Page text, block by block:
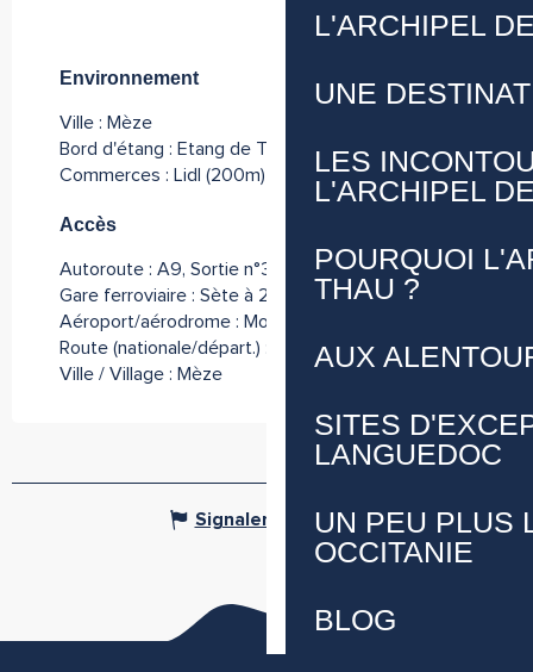
L'ARCHIPEL
UNE
LES
L'ARCHIPEL
POURQUOI
THAU ?
AUX
SITES
LANGUEDOC
UN PEU PLUS
OCCITANIE
BLOG
Environnement
Environnement
Ville : Mèze
Bord d'étang : Etang de Thau, Mèze (2km)
Commerces : Lidl (200m)
Accès
Accès
Autoroute : A9, Sortie n°33, Poussan/Sète à 10km
Gare ferroviaire : Sète à 20km
Aéroport/aérodrome : Montpellier à 40km
Route (nationale/départ.) : RD 613
Ville / Village : Mèze
Signaler une erreur